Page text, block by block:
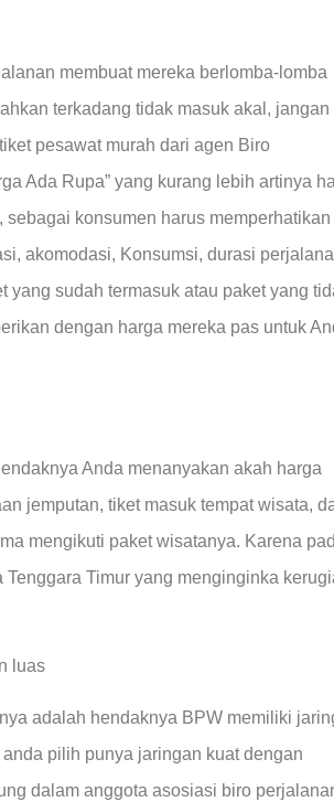
membuat mereka berlomba-lomba
terkadang tidak masuk akal, jangan
pesawat murah dari agen Biro
Ada Rupa” yang kurang lebih artinya
konsumen harus memperhatikan
akomodasi, Konsumsi, durasi
sudah termasuk atau paket yang
dengan harga mereka pas untuk
Anda menanyakan akah harga
jemputan, tiket masuk tempat wisata,
mengikuti paket wisatanya. Karena
Timur yang menginginka
luas
adalah hendaknya BPW memiliki
pilih punya jaringan kuat dengan
dalam anggota asosiasi biro